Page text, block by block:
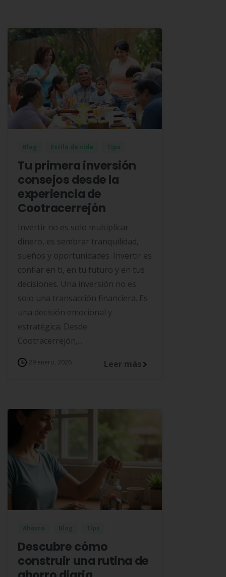
Blog Estilo de vida Tips
Tu primera inversión
consejos desde la
experiencia de
Cootracerrejón
Invertir no es solo multiplicar
dinero, es sembrar tranquilidad,
sueños y oportunidades. Invertir es
confiar en ti, en tu futuro y en tus
decisiones. Una inversión no es
solo una transacción financiera. Es
una decisión emocional y
estratégica. Desde
Cootracerrejón,...
29 enero, 2026 Leer más
Ahorro Blog Tips
Descubre cómo
construir una rutina de